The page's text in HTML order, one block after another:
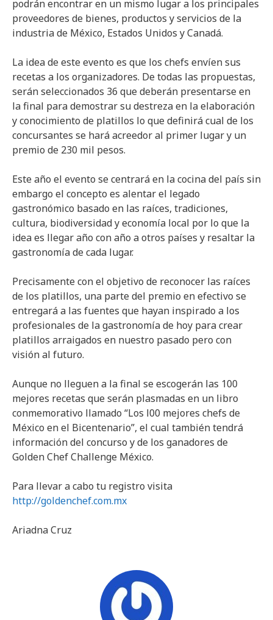
podrán encontrar en un mismo lugar a los principales
proveedores de bienes, productos y servicios de la
industria de México, Estados Unidos y Canadá.
La idea de este evento es que los chefs envíen sus
recetas a los organizadores. De todas las propuestas,
serán seleccionados 36 que deberán presentarse en
la final para demostrar su destreza en la elaboración
y conocimiento de platillos lo que definirá cual de los
concursantes se hará acreedor al primer lugar y un
premio de 230 mil pesos.
Este año el evento se centrará en la cocina del país sin
embargo el concepto es alentar el legado
gastronómico basado en las raíces, tradiciones,
cultura, biodiversidad y economía local por lo que la
idea es llegar año con año a otros países y resaltar la
gastronomía de cada lugar.
Precisamente con el objetivo de reconocer las raíces
de los platillos, una parte del premio en efectivo se
entregará a las fuentes que hayan inspirado a los
profesionales de la gastronomía de hoy para crear
platillos arraigados en nuestro pasado pero con
visión al futuro.
Aunque no lleguen a la final se escogerán las 100
mejores recetas que serán plasmadas en un libro
conmemorativo llamado “Los l00 mejores chefs de
México en el Bicentenario”, el cual también tendrá
información del concurso y de los ganadores de
Golden Chef Challenge México.
Para llevar a cabo tu registro visita
http://goldenchef.com.mx
Ariadna Cruz